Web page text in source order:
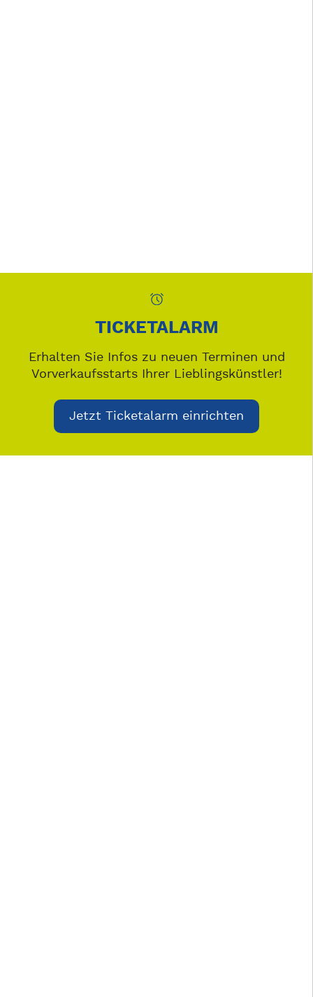
TICKETALARM
Erhalten Sie Infos zu neuen Terminen und
Vorverkaufsstarts Ihrer Lieblingskünstler!
Jetzt Ticketalarm einrichten